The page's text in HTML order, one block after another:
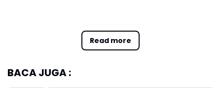
Read more
DPRD Kota Bekasi pada, Selasa (25/3/2025) sore.
Sayang unjuk rasa tersebut berakhir kisruh dengan
adanya perusakan sejumlah fasilitas di gedung DPRD
BACA JUGA :